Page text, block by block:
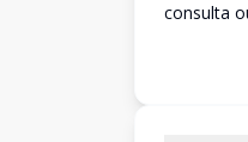
consulta